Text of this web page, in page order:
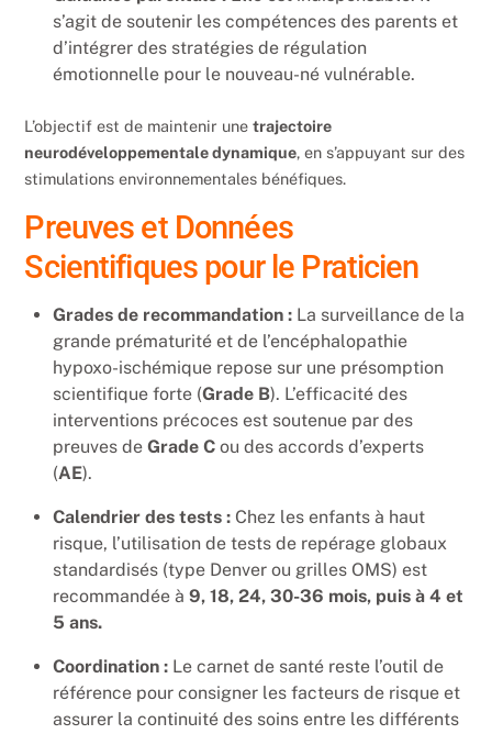
s’agit de soutenir les compétences des parents et
d’intégrer des stratégies de régulation
émotionnelle pour le nouveau-né vulnérable.
L’objectif est de maintenir unetrajectoire
neurodéveloppementale dynamique, en s’appuyant sur des
stimulations environnementales bénéfiques.
Preuves et Données
Scientifiques pour le Praticien
Grades de recommandation : La surveillance de la
grande prématurité et de l’encéphalopathie
hypoxo-ischémique repose sur une présomption
scientifique forte (Grade B). L’efficacité des
interventions précoces est soutenue par des
preuves de Grade C ou des accords d’experts
(AE).
Calendrier des tests : Chez les enfants à haut
risque, l’utilisation de tests de repérage globaux
standardisés (type Denver ou grilles OMS) est
recommandée à 9, 18, 24, 30-36 mois, puis à 4 et
5 ans.
Coordination : Le carnet de santé reste l’outil de
référence pour consigner les facteurs de risque et
assurer la continuité des soins entre les différents